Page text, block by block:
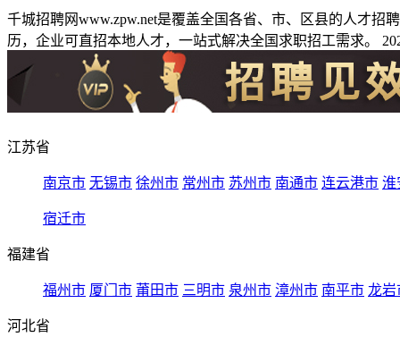
千城招聘网www.zpw.net是覆盖全国各省、市、区县的人才
历，企业可直招本地人才，一站式解决全国求职招工需求。
江苏省
南京市 无锡市 徐州市 常州市 苏州市 南通市 连云港市 淮
宿迁市
福建省
福州市 厦门市 莆田市 三明市 泉州市 漳州市 南平市 龙岩
河北省